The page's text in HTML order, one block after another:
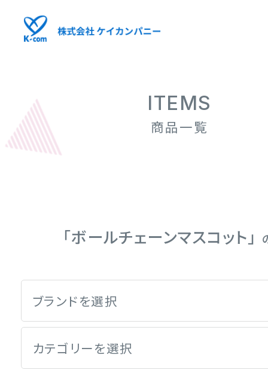
ITEMS
商品一覧
「ボールチェーンマスコット」
ブランドを選択
カテゴリーを選択